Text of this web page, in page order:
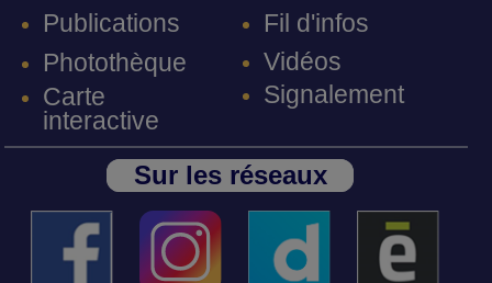
Publications
Photothèque
Carte
interactive
Fil d'infos
Vidéos
Signalement
Sur les réseaux